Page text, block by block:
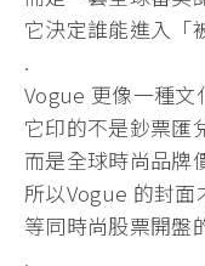
它決定誰能進入「
.
Vogue 更像一種文
它印的不是鈔票匯
而是全球時尚品牌
所以Vogue 的封
等同時尚股票開盤
.